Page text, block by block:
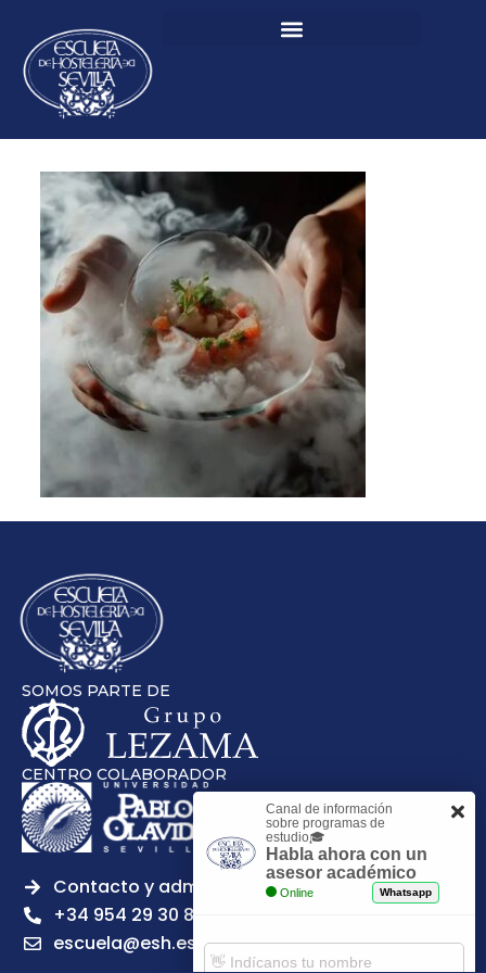
SOMOS PARTE DE
CENTRO COLABORADOR
Contacto y admisiones
+34 954 29 30 81
escuela@esh.es
Canal de información
sobre programas de
estudio🎓
Habla ahora con un
asesor académico
Online Whatsapp